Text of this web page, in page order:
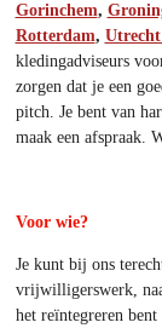
Gorinchem,
Rotterdam, Utrecht
kledingadviseurs
zorgen dat je een
pitch. Je bent van
maak een afspraak.
Voor wie?
Je kunt bij ons
vrijwilligerswerk,
het reïntegreren